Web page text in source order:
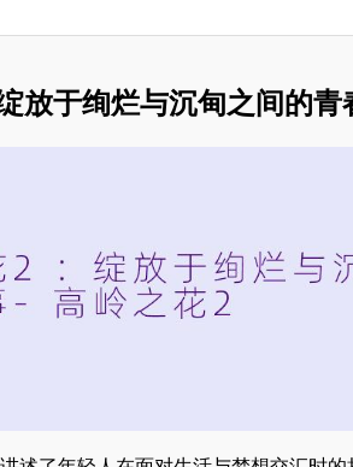
放于绚烂与沉甸之间的青